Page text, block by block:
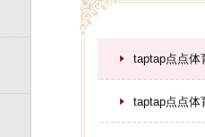
taptap点点体
taptap点点体